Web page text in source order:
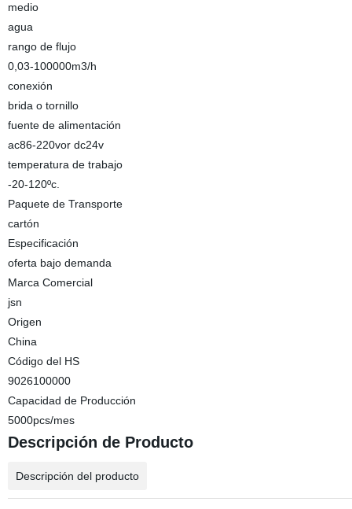
medio
agua
rango de flujo
0,03-100000m3/h
conexión
brida o tornillo
fuente de alimentación
ac86-220vor dc24v
temperatura de trabajo
-20-120ºc.
Paquete de Transporte
cartón
Especificación
oferta bajo demanda
Marca Comercial
jsn
Origen
China
Código del HS
9026100000
Capacidad de Producción
5000pcs/mes
Descripción de Producto
Descripción del producto